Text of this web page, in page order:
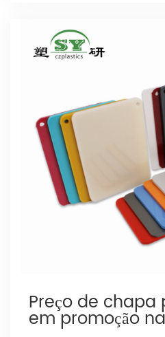
Preço de chapa
em promoção